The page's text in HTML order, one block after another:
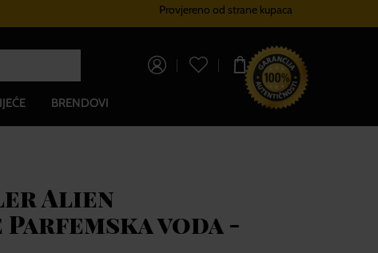
Sustav vjernostiProvjereno od strane kupaca
0,00 €
BRENDOVI
Alien
voda -